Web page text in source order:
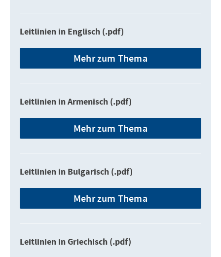
Leitlinien in Englisch (.pdf)
Mehr zum Thema
Leitlinien in Armenisch (.pdf)
Mehr zum Thema
Leitlinien in Bulgarisch (.pdf)
Mehr zum Thema
Leitlinien in Griechisch (.pdf)